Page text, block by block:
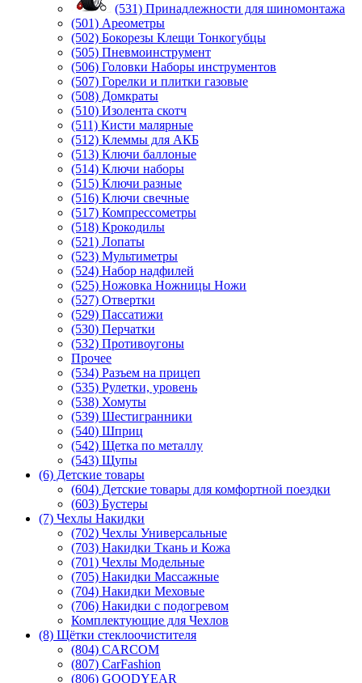
(531) Принадлежности для шиномонтажа
(501) Ареометры
(502) Бокорезы Клещи Тонкогубцы
(505) Пневмоинструмент
(506) Головки Наборы инструментов
(507) Горелки и плитки газовые
(508) Домкраты
(510) Изолента скотч
(511) Кисти малярные
(512) Клеммы для АКБ
(513) Ключи баллоные
(514) Ключи наборы
(515) Ключи разные
(516) Ключи свечные
(517) Компрессометры
(518) Крокодилы
(521) Лопаты
(523) Мультиметры
(524) Набор надфилей
(525) Ножовка Ножницы Ножи
(527) Отвертки
(529) Пассатижи
(530) Перчатки
(532) Противоугоны
Прочее
(534) Разъем на прицеп
(535) Рулетки, уровень
(538) Хомуты
(539) Шестигранники
(540) Шприц
(542) Щетка по металлу
(543) Щупы
(6) Детские товары
(604) Детские товары для комфортной поездки
(603) Бустеры
(7) Чехлы Накидки
(702) Чехлы Универсальные
(703) Накидки Ткань и Кожа
(701) Чехлы Модельные
(705) Накидки Массажные
(704) Накидки Меховые
(706) Накидки с подогревом
Комплектующие для Чехлов
(8) Щётки стеклоочистителя
(804) CARCOM
(807) CarFashion
(806) GOODYEAR